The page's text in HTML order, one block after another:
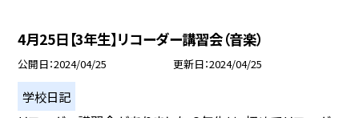
4月25日【3年生】リコーダー講習会（音楽）
公開日 2024/04/25 更新日 2024/04/25
学校日記